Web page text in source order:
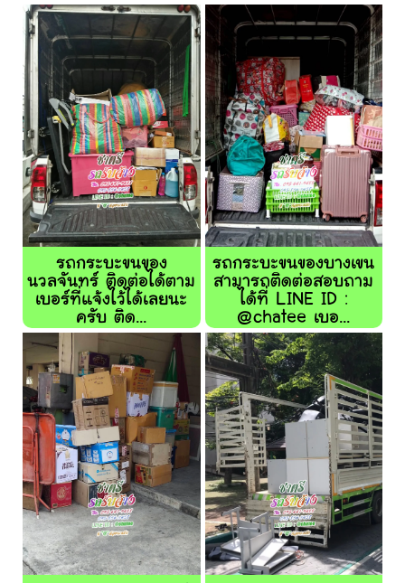
รถกระบะขนของ
นวลจันทร์ ติดต่อได้ตาม
เบอร์ที่แจ้งไว้ได้เลยนะ
ครับ ติด...
รถกระบะขนของบางเขน
สามารถติดต่อสอบถาม
ได้ที่ LINE ID :
@chatee เบอ...